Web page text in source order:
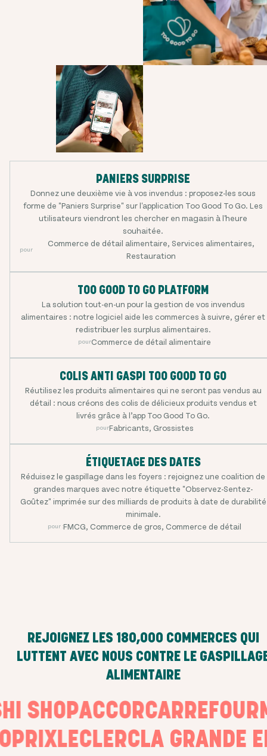
PANIERS SURPRISE
Donnez une deuxième vie à vos invendus : proposez-les sous
forme de "Paniers Surprise" sur l'application Too Good To Go. Les
utilisateurs viendront les chercher en magasin à l'heure
souhaitée.
pour
Commerce de détail alimentaire, Services alimentaires,
Restauration
TOO GOOD TO GO PLATFORM
La solution tout-en-un pour la gestion de vos invendus
alimentaires : notre logiciel aide les commerces à suivre, gérer et
redistribuer les surplus alimentaires.
pourCommerce de détail alimentaire
COLIS ANTI GASPI TOO GOOD TO GO
Réutilisez les produits alimentaires qui ne seront pas vendus au
détail : nous créons des colis de délicieux produits vendus et
livrés grâce à l’app Too Good To Go.
pourFabricants, Grossistes
ÉTIQUETAGE DES DATES
Réduisez le gaspillage dans les foyers : rejoignez une coalition de
grandes marques avec notre étiquette "Observez-Sentez-
Goûtez" imprimée sur des milliards de produits à date de durabilité
minimale.
pour :FMCG, Commerce de gros, Commerce de détail
REJOIGNEZ LES 180,000 COMMERCES QUI
LUTTENT AVEC NOUS CONTRE LE
ALIMENTAIRE
SHOPACCOR
LECLERCLA GRANDE